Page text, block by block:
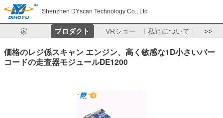
Shenzhen DYscan Technology Co., Ltd
家 プロダクト VRショー 私達について >>
価格のレジ係スキャン エンジン、高く敏感な1D小さいバー
コードの走査器モジュールDE1200